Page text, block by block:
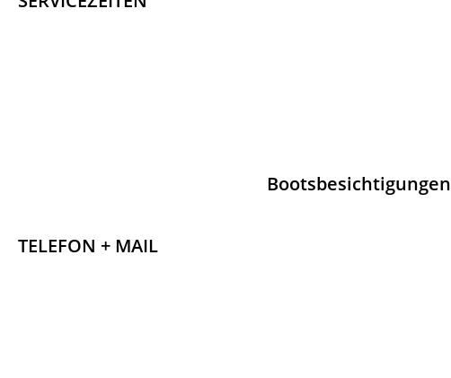
Bootsbesichtigungen
TELEFON + MAIL